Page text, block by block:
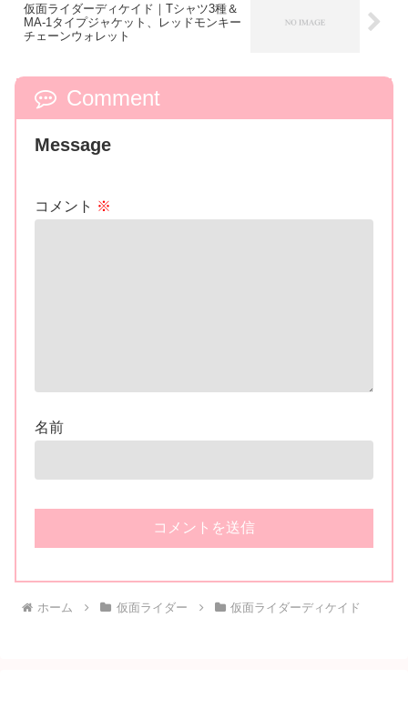
仮面ライダーディケイド｜Tシャツ3種＆
MA-1タイプジャケット、レッドモンキー
チェーンウォレット
Comment
Message
コメント ※
名前
ホーム 仮面ライダー 仮面ライダーディケイド